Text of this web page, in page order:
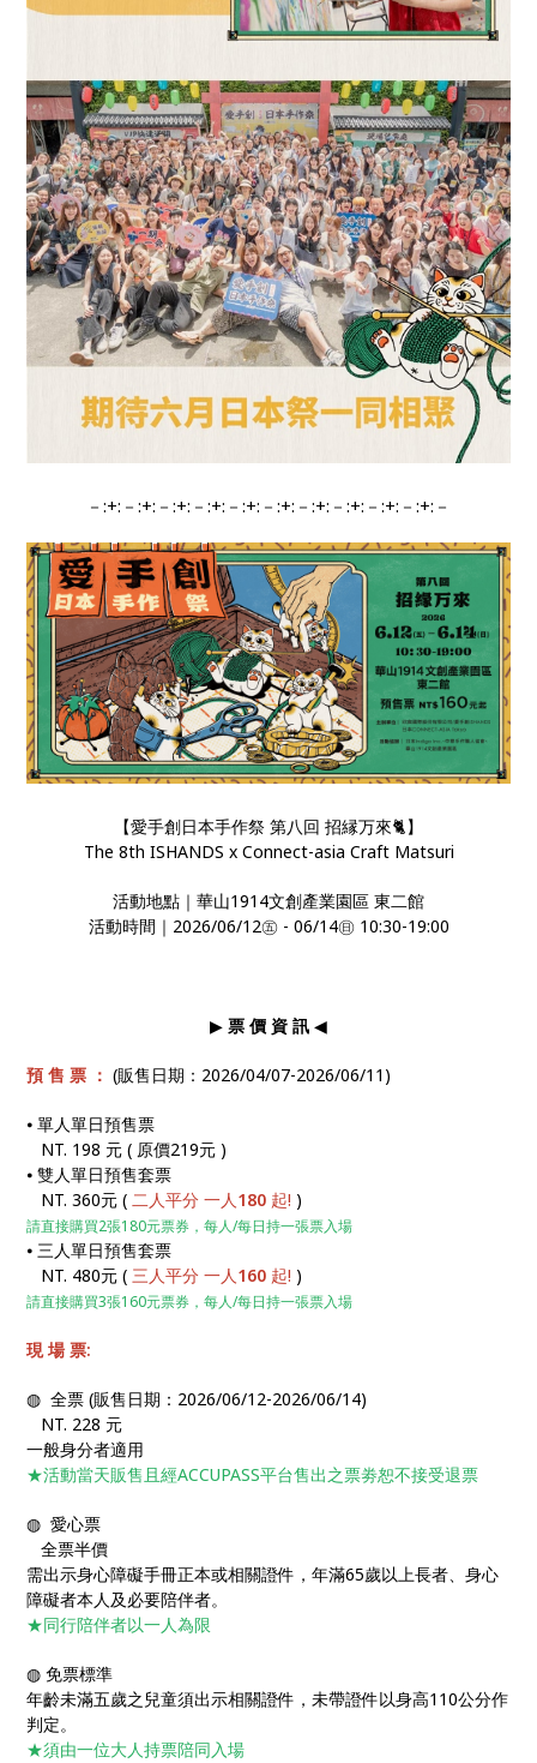
－:+:－:+:－:+:－:+:－:+:－:+:－:+:－:+:－:+:－:+:－
【愛手創日本手作祭 第八回 招縁万來🐈】
The 8th ISHANDS x Connect-asia Craft Matsuri
活動地點｜華山1914文創產業園區 東二館
活動時間｜2026/06/12㊄ - 06/14㊐ 10:30-19:00
▶ 票 價 資 訊 ◀
預 售 票 ： (販售日期：2026/04/07-2026/06/11)
⦁ 單人單日預售票
NT. 198 元 ( 原價219元 )
⦁ 雙人單日預售套票
NT. 360元 (二人平分 一人180 起! )
請直接購買2張180元票券，每人/每日持一張票入場
⦁ 三人單日預售套票
NT. 480元 (三人平分 一人160 起! )
請直接購買3張160元票券，每人/每日持一張票入場
現 場 票:
◍ 全票(販售日期：2026/06/12-2026/06/14)
NT. 228 元
一般身分者適用
★活動當天販售且經ACCUPASS平台售出之票劵恕不接受退票
◍ 愛心票
全票半價
需出示身心障礙手冊正本或相關證件，年滿65歲以上長者、身心
障礙者本人及必要陪伴者。
★同行陪伴者以一人為限
◍ 免票標準
年齡未滿五歲之兒童須出示相關證件，未帶證件以身高110公分作
判定。
★須由一位大人持票陪同入場